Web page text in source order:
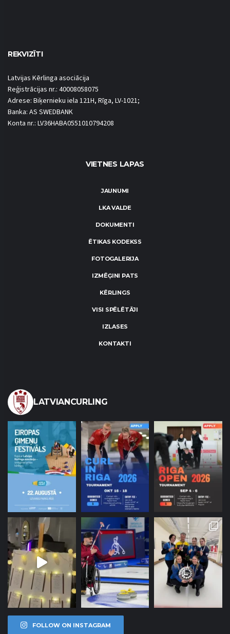
REKVIZĪTI
Latvijas Kērlinga asociācija
Reģistrācijas nr.: 40008058075
Adrese: Biķernieku iela 121H, Rīga, LV-1021;
Banka: AS SWEDBANK
Konta nr.: LV36HABA0551010794208
VIETNES LAPAS
JAUNUMI
LKA VALDE
DOKUMENTI
ĒTIKAS KODEKSS
FOTOGALERIJA
IZMĒĢINI PATS
KĒRLINGS
VISI SPĒLĒTĀJI
IZLASES
KONTAKTI
LATVIANCURLING
FOLLOW ON INSTAGRAM